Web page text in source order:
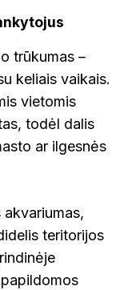
trūkumas –
keliais vaikais.
vietomis
todėl dalis
ar ilgesnės
teritorijos